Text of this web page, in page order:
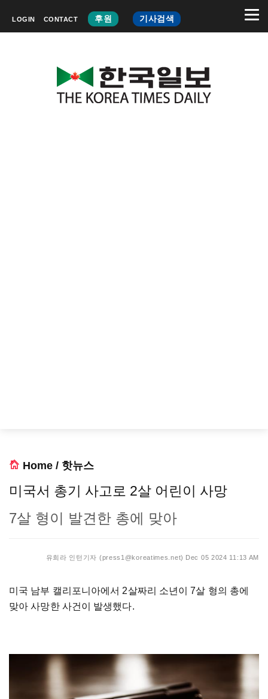
LOGIN CONTACT 후원 기사검색
Home / 핫뉴스
미국서 총기 사고로 2살 어린이 사망
7살 형이 발견한 총에 맞아
유희라 인턴기자 (press1@koreatimes.net) Dec 05 2024 11:13 AM
미국 남부 캘리포니아에서 2살짜리 소년이 7살 형의 총에
맞아 사망한 사건이 발생했다.